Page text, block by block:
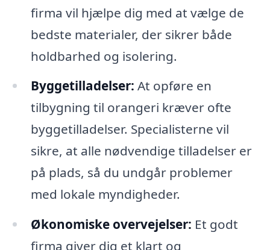
firma vil hjælpe dig med at vælge de
bedste materialer, der sikrer både
holdbarhed og isolering.
Byggetilladelser: At opføre en
tilbygning til orangeri kræver ofte
byggetilladelser. Specialisterne vil
sikre, at alle nødvendige tilladelser er
på plads, så du undgår problemer
med lokale myndigheder.
Økonomiske overvejelser: Et godt
firma giver dig et klart og